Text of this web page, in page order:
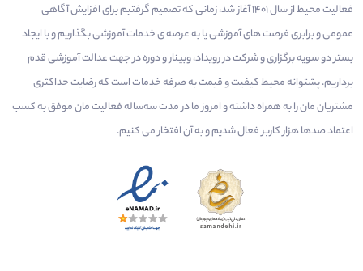
فعالیت محیط از سال 1401 آغاز شد، زمانی که تصمیم گرفتیم برای افزایش آگاهی
عمومی و برابری فرصت های آموزشی پا به عرصه ی خدمات آموزشی بگذاریم و با ایجاد
بستر دو سویه برگزاری و شرکت در رویداد، وبینار و دوره در جهت عدالت آموزشی قدم
برداریم. پشتوانه محیط کیفیت و قیمت به صرفه خدمات است که رضایت حداکثری
مشتریان مان را به همراه داشته و امروز ما در مدت سه‌ساله فعالیت مان موفق به کسب
اعتماد صدها هزار کاربر فعال شدیم و به آن افتخار می‌ کنیم.